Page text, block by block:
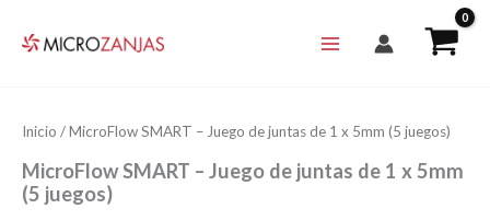
Inicio / MicroFlow SMART – Juego de juntas de 1 x 5mm (5 juegos)
MicroFlow SMART – Juego de juntas de 1 x 5mm
(5 juegos)